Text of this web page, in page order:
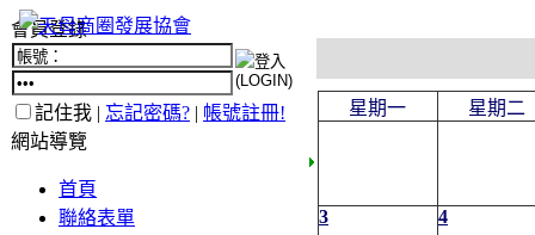
會員登錄
記住我 | 忘記密碼? | 帳號註冊!
網站導覽
首頁
聯絡表單
星期一 星期二
3 4